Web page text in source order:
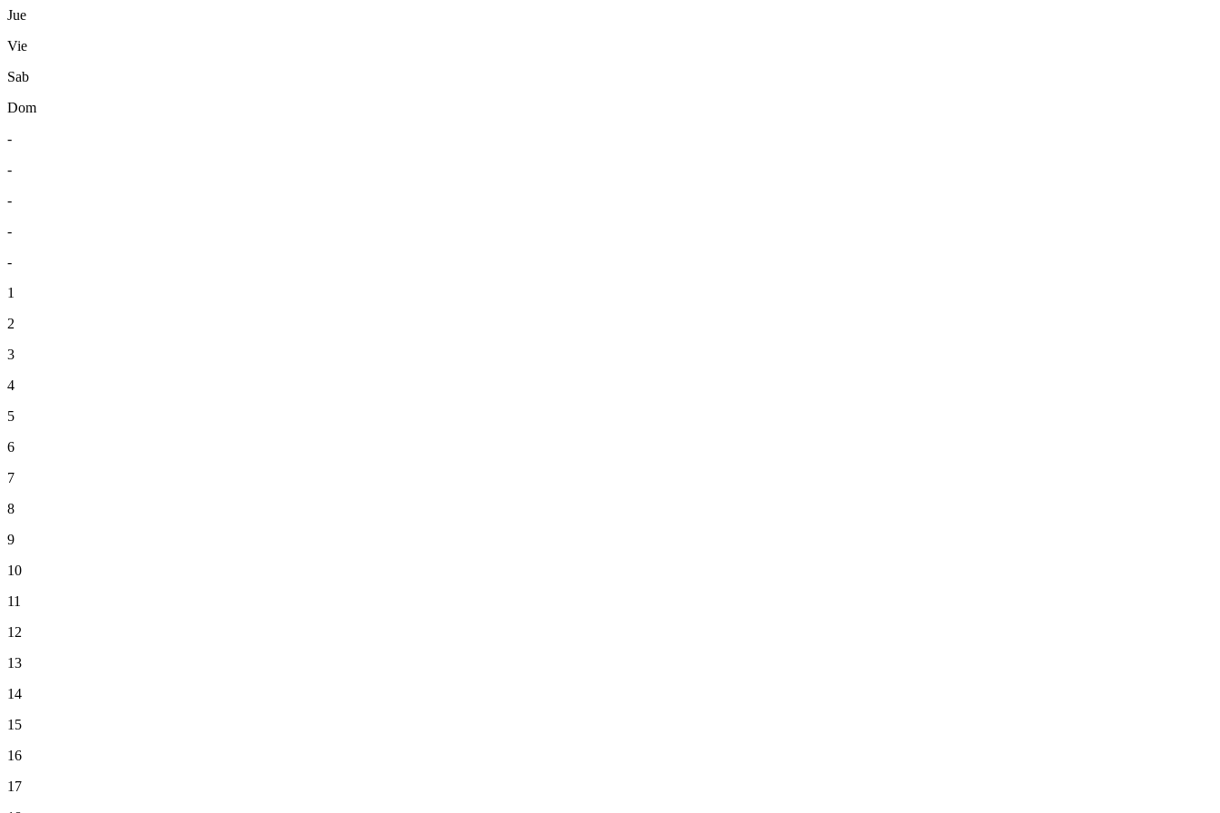
Jue
Vie
Sab
Dom
-
-
-
-
-
1
2
3
4
5
6
7
8
9
10
11
12
13
14
15
16
17